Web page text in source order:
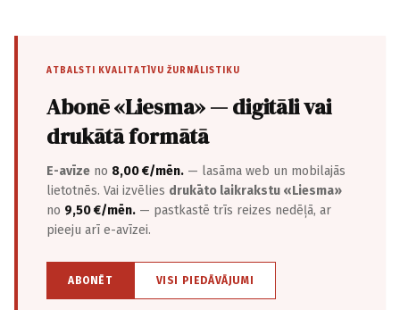
ATBALSTI KVALITATĪVU ŽURNĀLISTIKU
Abonē «Liesma» — digitāli vai
drukātā formātā
E-avīze no 8,00 €/mēn. — lasāma web un mobilajās
lietotnēs. Vai izvēlies drukāto laikrakstu «Liesma»
no 9,50 €/mēn. — pastkastē trīs reizes nedēļā, ar
pieeju arī e-avīzei.
ABONĒT VISI PIEDĀVĀJUMI